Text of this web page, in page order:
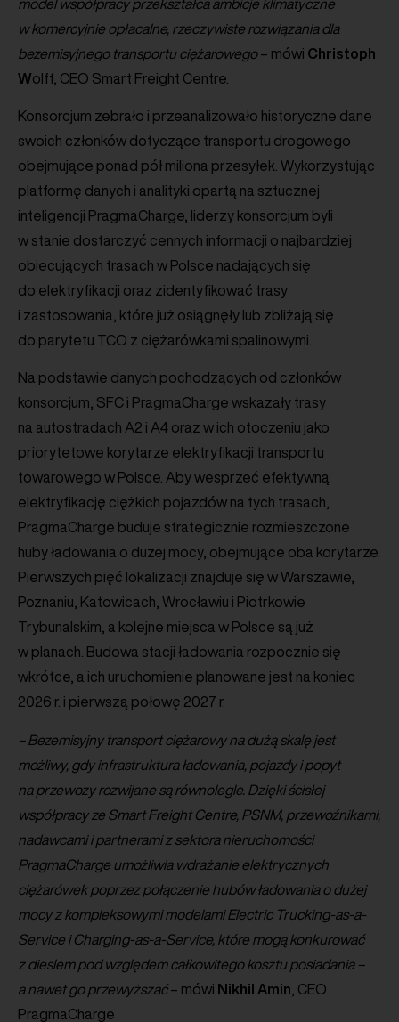
model współpracy przekształca ambicje klimatyczne
w komercyjnie opłacalne, rzeczywiste rozwiązania dla
bezemisyjnego transportu ciężarowego– mówi Christoph
Wolff, CEO Smart Freight Centre.
Konsorcjum zebrało i przeanalizowało historyczne dane
swoich członków dotyczące transportu drogowego
obejmujące ponad pół miliona przesyłek. Wykorzystując
platformę danych i analityki opartą na sztucznej
inteligencji PragmaCharge, liderzy konsorcjum byli
w stanie dostarczyć cennych informacji o najbardziej
obiecujących trasach w Polsce nadających się
do elektryfikacji oraz zidentyfikować trasy
i zastosowania, które już osiągnęły lub zbliżają się
do parytetu TCO z ciężarówkami spalinowymi.
Na podstawie danych pochodzących od członków
konsorcjum, SFC i PragmaCharge wskazały trasy
na autostradach A2 i A4 oraz w ich otoczeniu jako
priorytetowe korytarze elektryfikacji transportu
towarowego w Polsce. Aby wesprzeć efektywną
elektryfikację ciężkich pojazdów na tych trasach,
PragmaCharge buduje strategicznie rozmieszczone
huby ładowania o dużej mocy, obejmujące oba korytarze.
Pierwszych pięć lokalizacji znajduje się w Warszawie,
Poznaniu, Katowicach, Wrocławiu i Piotrkowie
Trybunalskim, a kolejne miejsca w Polsce są już
w planach. Budowa stacji ładowania rozpocznie się
wkrótce, a ich uruchomienie planowane jest na koniec
2026 r. i pierwszą połowę 2027 r.
– Bezemisyjny transport ciężarowy na dużą skalę jest
możliwy, gdy infrastruktura ładowania, pojazdy i popyt
na przewozy rozwijane są równolegle. Dzięki ścisłej
współpracy ze Smart Freight Centre, PSNM, przewoźnikami,
nadawcami i partnerami z sektora nieruchomości
PragmaCharge umożliwia wdrażanie elektrycznych
ciężarówek poprzez połączenie hubów ładowania o dużej
mocy z kompleksowymi modelami Electric Trucking-as-a-
Service i Charging-as-a-Service, które mogą konkurować
z dieslem pod względem całkowitego kosztu posiadania –
a nawet go przewyższać– mówi Nikhil Amin , CEO
PragmaCharge